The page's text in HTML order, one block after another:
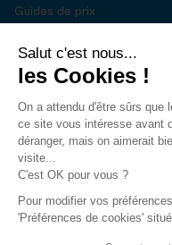
Guides de prix
Presse
Salut c'est nous...
les Cookies !
On a attendu d'être sûrs que
ce site vous intéresse avant
déranger, mais on aimerait
visite...
C'est OK pour vous ?
Pour modifier vos
'Préférences de cookies'